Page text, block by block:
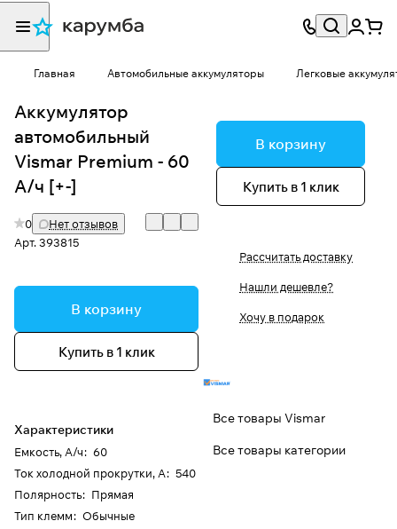
Главная Автомобильные аккумуляторы Легковые
Аккумулятор
автомобильный
Vismar Premium - 60
А/ч [+-]
0
Нет отзывов
Арт.393815
В корзину
Купить в 1 клик
Характеристики
Емкость, А/ч: 60
Ток холодной прокрутки, А: 540
Полярность: Прямая
Тип клемм: Обычные
В корзину
Купить в 1 клик
Рассчитать доставку
Нашли дешевле?
Хочу в подарок
Все товары Vismar
Все товары категории